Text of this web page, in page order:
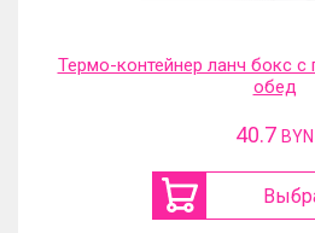
Термо-контейнер ланч бокс
обед
40.7 BYN